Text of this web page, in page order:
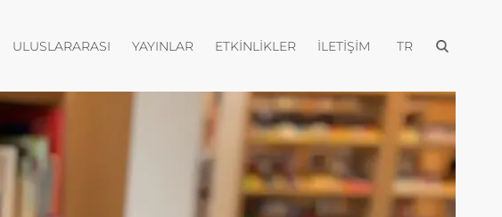
aç
ULUSLARARASI Menüyü aç
YAYINLARMenüyü aç
ETKINLIKLERMenüyü aç
İLETIŞIM Menüyü aç
TR Menüyü aç